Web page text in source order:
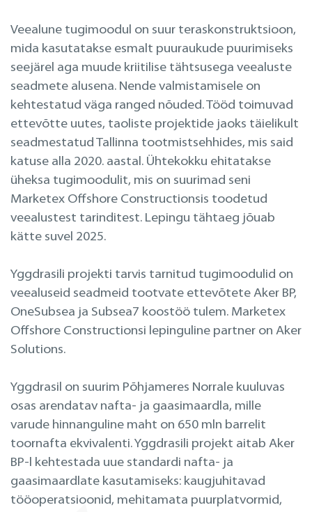
Veealune tugimoodul on suur teraskonstruktsioon,
mida kasutatakse esmalt puuraukude puurimiseks
seejärel aga muude kriitilise tähtsusega veealuste
seadmete alusena. Nende valmistamisele on
kehtestatud väga ranged nõuded. Tööd toimuvad
ettevõtte uutes, taoliste projektide jaoks täielikult
seadmestatud Tallinna tootmistsehhides, mis said
katuse alla 2020. aastal. Ühtekokku ehitatakse
üheksa tugimoodulit, mis on suurimad seni
Marketex Offshore Constructionsis toodetud
veealustest tarinditest. Lepingu tähtaeg jõuab
kätte suvel 2025.
Yggdrasili projekti tarvis tarnitud tugimoodulid on
veealuseid seadmeid tootvate ettevõtete Aker BP,
OneSubsea ja Subsea7 koostöö tulem. Marketex
Offshore Constructionsi lepinguline partner on Aker
Solutions.
Yggdrasil on suurim Põhjameres Norrale kuuluvas
osas arendatav nafta- ja gaasimaardla, mille
varude hinnanguline maht on 650 mln barrelit
toornafta ekvivalenti. Yggdrasili projekt aitab Aker
BP-l kehtestada uue standardi nafta- ja
gaasimaardlate kasutamiseks: kaugjuhitavad
tööoperatsioonid, mehitamata puurplatvormid,